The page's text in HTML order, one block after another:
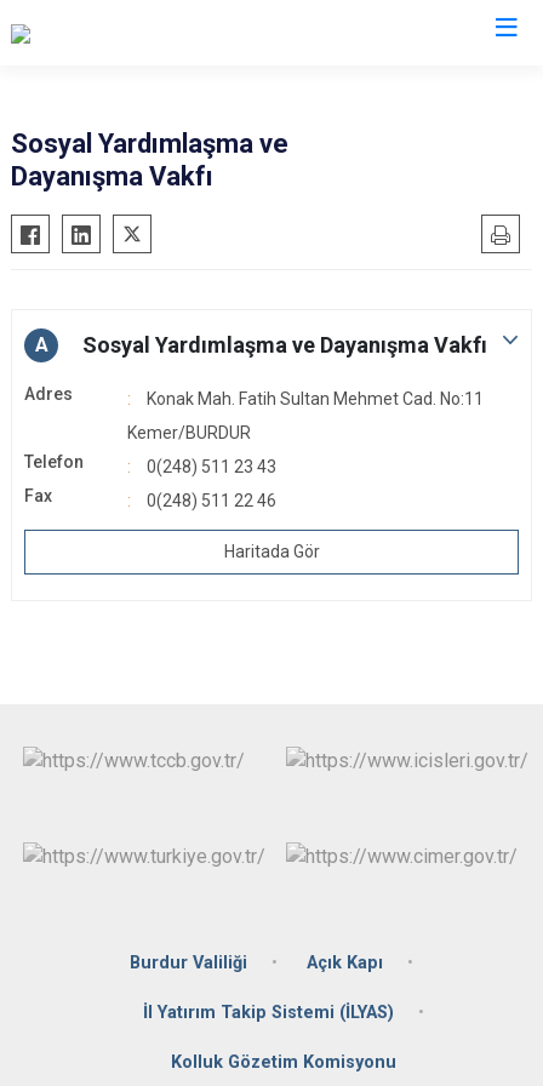
Ağlasun
Altınyayla
Çeltikçi
Yeşilova
Sosyal Yardımlaşma ve
Dayanışma Vakfı
A Sosyal Yardımlaşma ve Dayanışma Vakfı
Adres
Konak Mah. Fatih Sultan Mehmet Cad. No:11
Kemer/BURDUR
Telefon
0(248) 511 23 43
Fax
0(248) 511 22 46
Haritada Gör
Burdur Valiliği Açık Kapı
İl Yatırım Takip Sistemi (İLYAS)
Kolluk Gözetim Komisyonu